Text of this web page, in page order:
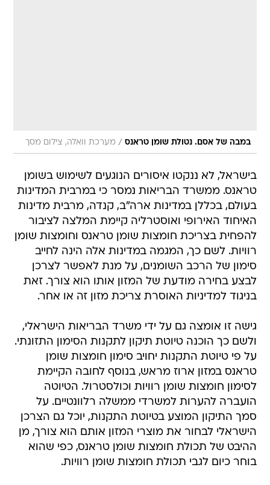
במבה של אסם. נטולת שומן טראנס / מערכת וואלה, צילום מסך
בישראל, לא ננקטו איסורים הנוגעים לשימוש בשומן
טראנס. ממשרד הבריאות נמסר כי במרבית המדינות
בעולם, בכללן במדינות ארה"ב, קנדה, מרבית מדינות
האיחוד האירופי ואוסטרליה קיימת המלצה לציבור
להפחית בצריכת חומצות שומן טראנס וחומצות שומן
רוויות. לשם כך, המגמה במדינות אלה הינה לחייב
סימון של הרכב השומנים, על מנת לאפשר לצרכן
לבצע בחירה מודעת של המזון אותו הוא צורך. זאת
בניגוד למדיניות האוסרת צריכת מזון זה או אחר.
גישה זו אומצה גם על ידי משרד הבריאות הישראלי,
ולשם כך הוכנה טיוטת תיקון לתקנות הסימון התזונתי.
על פי טיוטת התקנות יחויב סימון חומצות שומן
טראנס במזון ארוז מראש, בנוסף לחובה הקיימת
לסימון חומצות שומן רוויות וכולסטרול. הטיוטה
הועברה להערות למשרדי ממשלה רלוונטיים. על
סמך התיקון המוצע בטיוטת התקנות, יוכל גם הצרכן
הישראלי לבחור את מוצרי המזון אותם הוא צורך, מן
ההיבט של תכולת חומצות שומן טראנס, כפי שהוא
בוחר כיום לגבי תכולת חומצות שומן רוויות.